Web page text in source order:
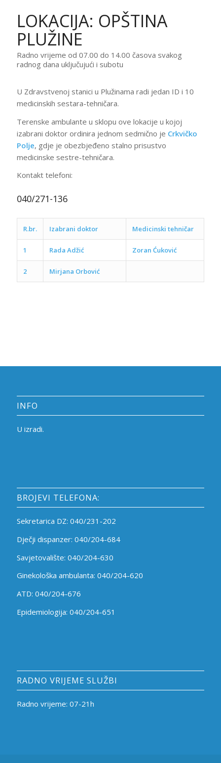
LOKACIJA: OPŠTINA
PLUŽINE
Radno vrijeme od 07.00 do 14.00 časova svakog
radnog dana uključujući i subotu
U Zdravstvenoj stanici u Plužinama radi jedan ID i 10
medicinskih sestara-tehničara.
Terenske ambulante u sklopu ove lokacije u kojoj
izabrani doktor ordinira jednom sedmično je Crkvičko
Polje, gdje je obezbjeđeno stalno prisustvo
medicinske sestre-tehničara.
Kontakt telefoni:
040/271-136
R.br. Izabrani doktor Medicinski tehničar
1 Rada Adžić Zoran Ćuković
2 Mirjana Orbović
INFO
U izradi.
BROJEVI TELEFONA:
Sekretarica DZ: 040/231-202
Dječji dispanzer: 040/204-684
Savjetovalište: 040/204-630
Ginekološka ambulanta: 040/204-620
ATD: 040/204-676
Epidemiologija: 040/204-651
RADNO VRIJEME SLUŽBI
Radno vrijeme: 07-21h